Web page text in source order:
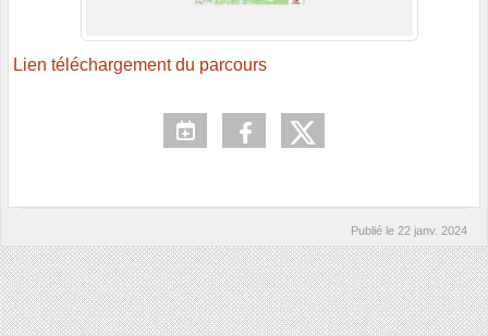
Lien téléchargement du parcours
Publié le 22 janv. 2024